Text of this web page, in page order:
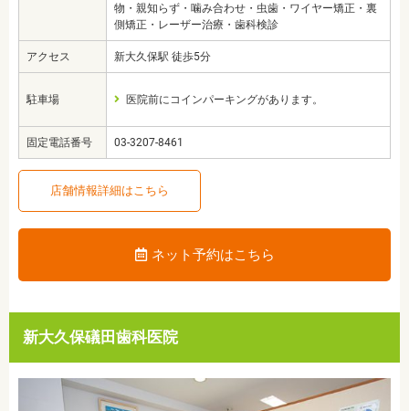
物・親知らず・噛み合わせ・虫歯・ワイヤー矯正・裏
側矯正・レーザー治療・歯科検診
アクセス 新大久保駅 徒歩5分
駐車場 医院前にコインパーキングがあります。
固定電話番号 03-3207-8461
店舗情報詳細はこちら
ネット予約はこちら
新大久保礒田歯科医院